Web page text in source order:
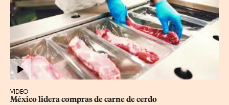
VIDEO
México lidera compras de carne de cerdo